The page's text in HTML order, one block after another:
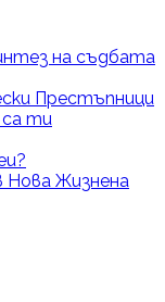
на съдбата
Престъпници
са ти
Нова Жизнена